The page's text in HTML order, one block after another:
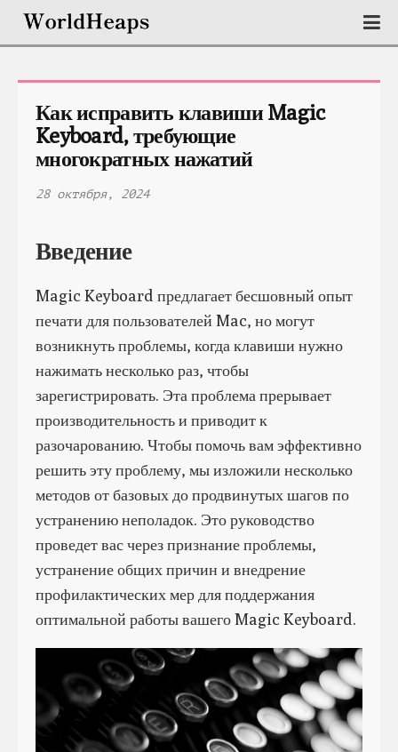
Как исправить клавиши Magic
Keyboard, требующие
многократных нажатий
28 октября, 2024
Введение
Magic Keyboard предлагает бесшовный опыт
печати для пользователей Mac, но могут
возникнуть проблемы, когда клавиши нужно
нажимать несколько раз, чтобы
зарегистрировать. Эта проблема прерывает
производительность и приводит к
разочарованию. Чтобы помочь вам эффективно
решить эту проблему, мы изложили несколько
методов от базовых до продвинутых шагов по
устранению неполадок. Это руководство
проведет вас через признание проблемы,
устранение общих причин и внедрение
профилактических мер для поддержания
оптимальной работы вашего Magic Keyboard.